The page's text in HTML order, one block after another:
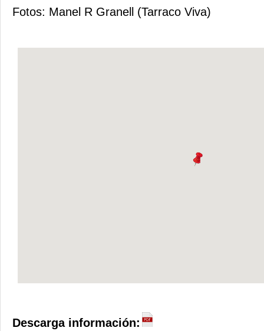
Fotos: Manel R Granell (Tarraco Viva)
Descarga información: